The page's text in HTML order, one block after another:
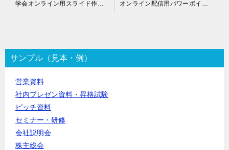
ゲ
ー
シ
サンプル（見本・例）
営業資料
社内プレゼン資料・昇格試験
ピッチ資料
セミナー・研修
会社説明会
株主総会